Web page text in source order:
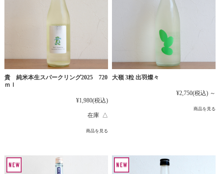
貴 純米本生スパークリング2025 720
ｍｌ
¥1,980(税込)
在庫 △
商品を見る
大嶺 3粒 出羽燦々
¥2,750(税込) ～
商品を見る